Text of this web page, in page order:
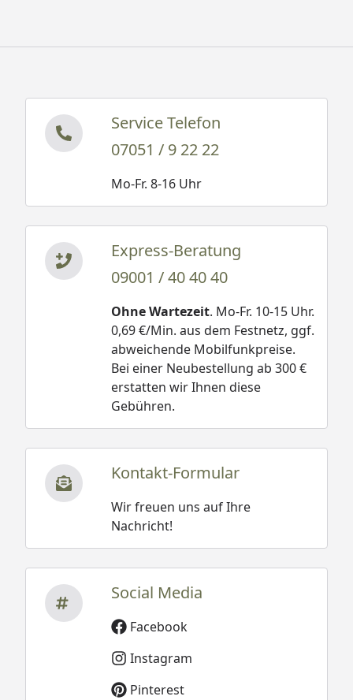
Service Telefon
07051 / 9 22 22
Mo-Fr. 8-16 Uhr
Express-Beratung
09001 / 40 40 40
Ohne Wartezeit. Mo-Fr. 10-15 Uhr.
0,69 €/Min. aus dem Festnetz, ggf.
abweichende Mobilfunkpreise.
Bei einer Neubestellung ab 300 €
erstatten wir Ihnen diese
Gebühren.
Kontakt-Formular
Wir freuen uns auf Ihre
Nachricht!
Social Media
Facebook
Instagram
Pinterest